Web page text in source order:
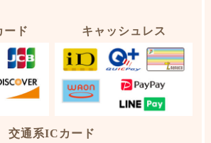
ード キャッシュレス
交通系ICカード